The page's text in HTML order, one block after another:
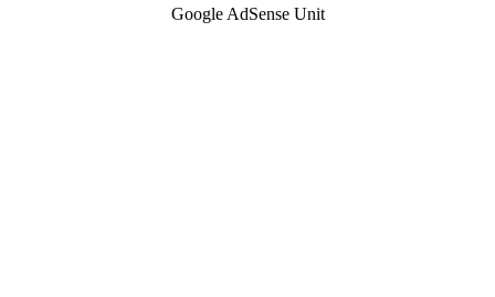
Google AdSense Unit